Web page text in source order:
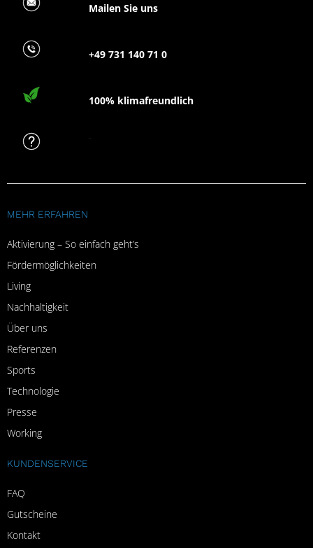
Mailen Sie uns
+49 731 140 71 0
100% klimafreundlich
MEHR ERFAHREN
Aktivierung – So einfach geht’s
Fördermöglichkeiten
Living
Nachhaltigkeit
Über uns
Referenzen
Sports
Technologie
Presse
Working
KUNDENSERVICE
FAQ
Gutscheine
Kontakt